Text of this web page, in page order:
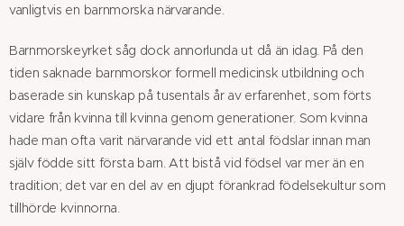
vanligtvis en barnmorska närvarande.
Barnmorskeyrket såg dock annorlunda ut då än idag. På den
tiden saknade barnmorskor formell medicinsk utbildning och
baserade sin kunskap på tusentals år av erfarenhet, som förts
vidare från kvinna till kvinna genom generationer. Som kvinna
hade man ofta varit närvarande vid ett antal födslar innan man
själv födde sitt första barn. Att bistå vid födsel var mer än en
tradition; det var en del av en djupt förankrad födelsekultur som
tillhörde kvinnorna.